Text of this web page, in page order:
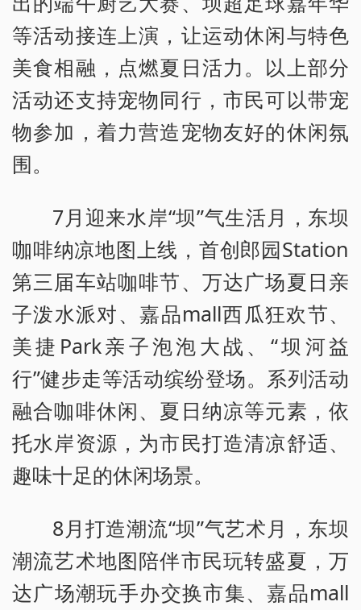
等活动接连上演，让运动休闲与特色
美食相融，点燃夏日活力。以上部分
活动还支持宠物同行，市民可以带宠
物参加，着力营造宠物友好的休闲氛
围。
7月迎来水岸“坝”气生活月，东坝
咖啡纳凉地图上线，首创郎园Station
第三届车站咖啡节、万达广场夏日亲
子泼水派对、嘉品mall西瓜狂欢节、
美捷Park亲子泡泡大战、“坝河益
行”健步走等活动缤纷登场。系列活动
融合咖啡休闲、夏日纳凉等元素，依
托水岸资源，为市民打造清凉舒适、
趣味十足的休闲场景。
8月打造潮流“坝”气艺术月，东坝
潮流艺术地图陪伴市民玩转盛夏，万
达广场潮玩手办交换市集、嘉品mall